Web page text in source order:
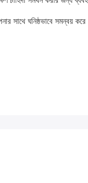
সাথে ঘনিষ্ঠভাবে সমন্বয়